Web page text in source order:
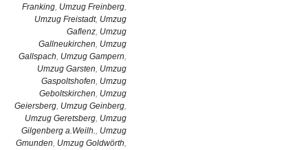
Franking, Umzug Freinberg,
Umzug Freistadt, Umzug
Gaflenz, Umzug
Gallneukirchen, Umzug
Gallspach, Umzug Gampern,
Umzug Garsten, Umzug
Gaspoltshofen, Umzug
Geboltskirchen, Umzug
Geiersberg, Umzug Geinberg,
Umzug Geretsberg, Umzug
Gilgenberg a.Weilh., Umzug
Gmunden, Umzug Goldwörth,